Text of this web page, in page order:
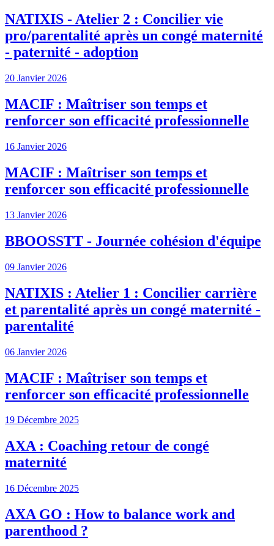
NATIXIS - Atelier 2 : Concilier vie
pro/parentalité après un congé maternité
- paternité - adoption
20 Janvier 2026
MACIF : Maîtriser son temps et
renforcer son efficacité professionnelle
16 Janvier 2026
MACIF : Maîtriser son temps et
renforcer son efficacité professionnelle
13 Janvier 2026
BBOOSSTT - Journée cohésion d'équipe
09 Janvier 2026
NATIXIS : Atelier 1 : Concilier carrière
et parentalité après un congé maternité -
parentalité
06 Janvier 2026
MACIF : Maîtriser son temps et
renforcer son efficacité professionnelle
19 Décembre 2025
AXA : Coaching retour de congé
maternité
16 Décembre 2025
AXA GO : How to balance work and
parenthood ?